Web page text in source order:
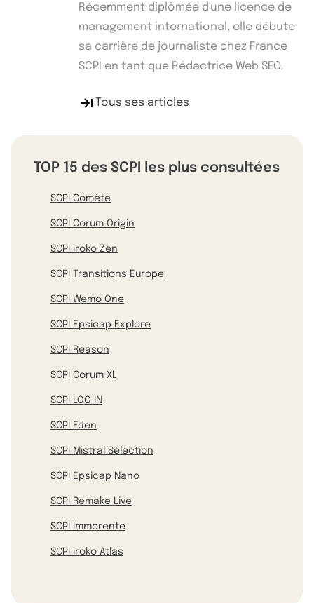
Récemment diplômée d'une licence de
management international, elle débute
sa carrière de journaliste chez France
SCPI en tant que Rédactrice Web SEO.
Tous ses articles
TOP 15 des SCPI les plus consultées
SCPI Comète
SCPI Corum Origin
SCPI Iroko Zen
SCPI Transitions Europe
SCPI Wemo One
SCPI Epsicap Explore
SCPI Reason
SCPI Corum XL
SCPI LOG IN
SCPI Eden
SCPI Mistral Sélection
SCPI Epsicap Nano
SCPI Remake Live
SCPI Immorente
SCPI Iroko Atlas